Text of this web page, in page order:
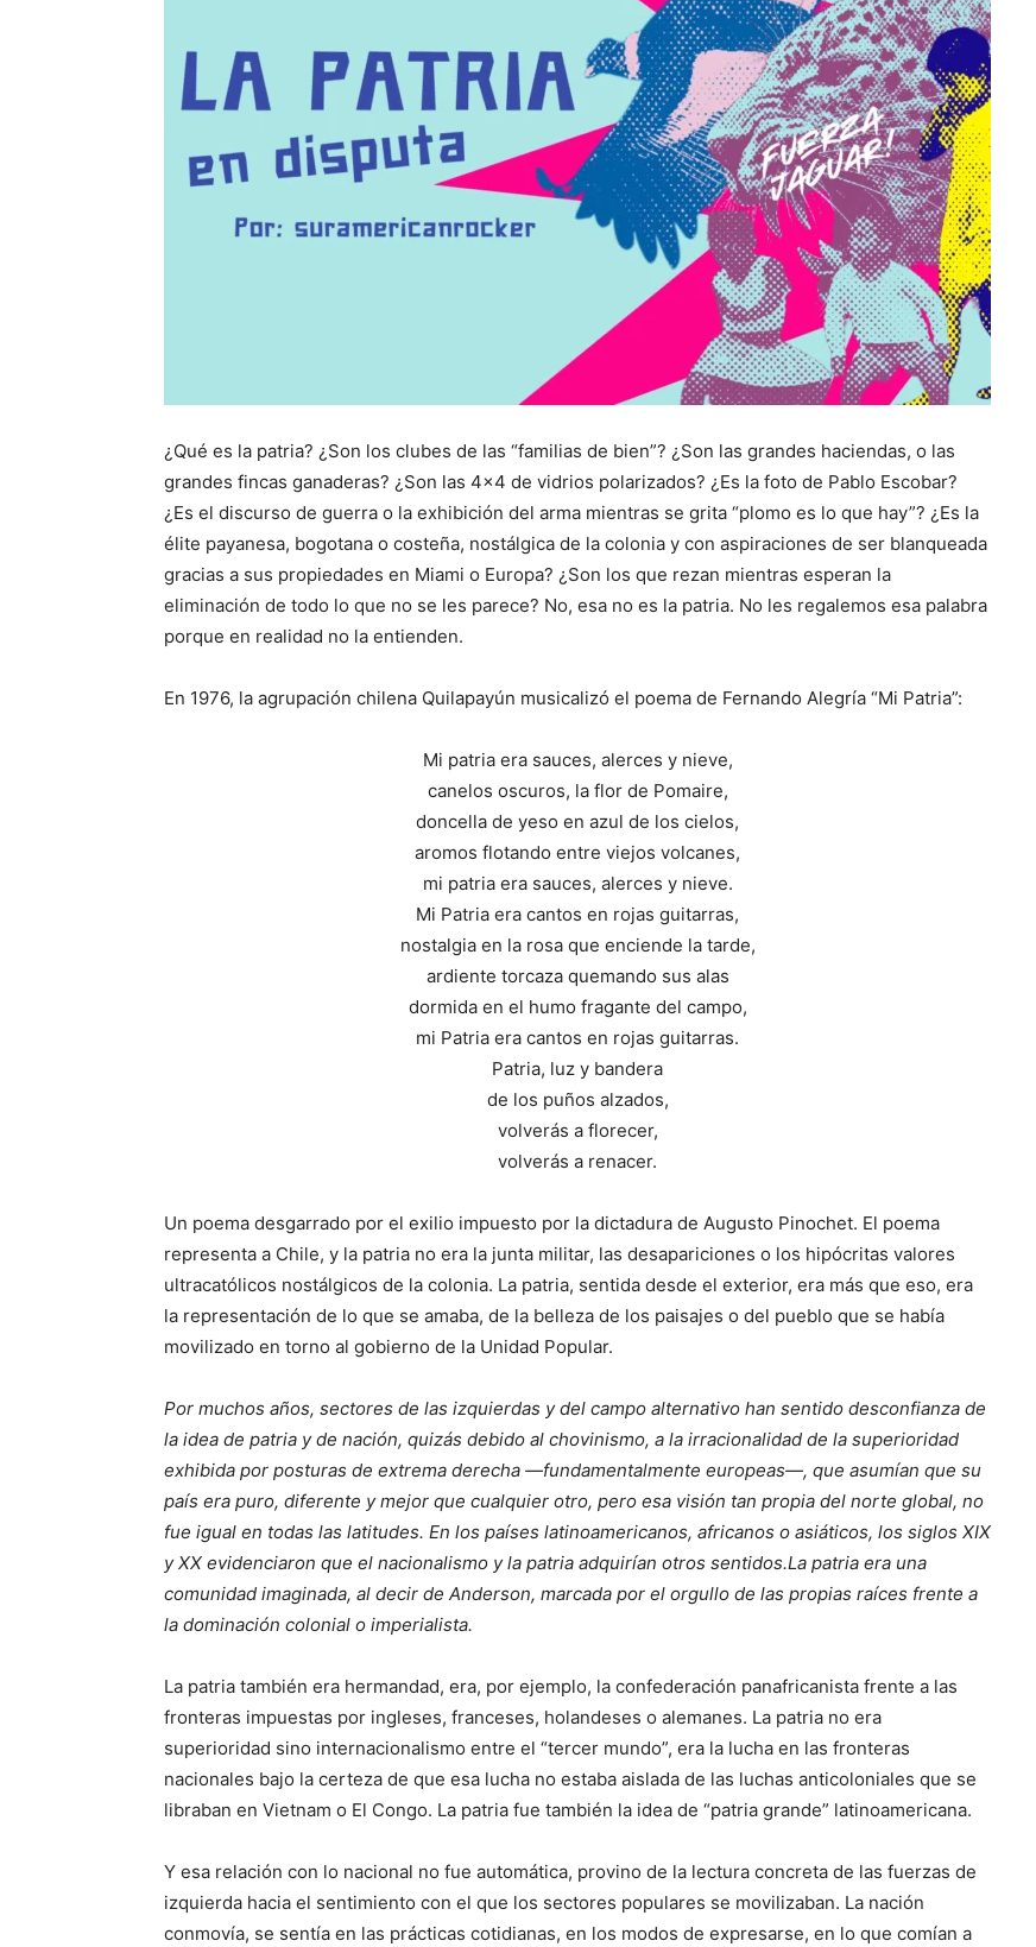
¿Qué es la patria? ¿Son los clubes de las “familias de bien”? ¿Son las grandes haciendas, o las
grandes fincas ganaderas? ¿Son las 4×4 de vidrios polarizados? ¿Es la foto de Pablo Escobar?
¿Es el discurso de guerra o la exhibición del arma mientras se grita “plomo es lo que hay”? ¿Es la
élite payanesa, bogotana o costeña, nostálgica de la colonia y con aspiraciones de ser blanqueada
gracias a sus propiedades en Miami o Europa? ¿Son los que rezan mientras esperan la
eliminación de todo lo que no se les parece? No, esa no es la patria. No les regalemos esa palabra
porque en realidad no la entienden.
En 1976, la agrupación chilena Quilapayún musicalizó el poema de Fernando Alegría “Mi Patria”:
Mi patria era sauces, alerces y nieve,
canelos oscuros, la flor de Pomaire,
doncella de yeso en azul de los cielos,
aromos flotando entre viejos volcanes,
mi patria era sauces, alerces y nieve.
Mi Patria era cantos en rojas guitarras,
nostalgia en la rosa que enciende la tarde,
ardiente torcaza quemando sus alas
dormida en el humo fragante del campo,
mi Patria era cantos en rojas guitarras.
Patria, luz y bandera
de los puños alzados,
volverás a florecer,
volverás a renacer.
Un poema desgarrado por el exilio impuesto por la dictadura de Augusto Pinochet. El poema
representa a Chile, y la patria no era la junta militar, las desapariciones o los hipócritas valores
ultracatólicos nostálgicos de la colonia. La patria, sentida desde el exterior, era más que eso, era
la representación de lo que se amaba, de la belleza de los paisajes o del pueblo que se había
movilizado en torno al gobierno de la Unidad Popular.
Por muchos años, sectores de las izquierdas y del campo alternativo han sentido desconfianza de
la idea de patria y de nación, quizás debido al chovinismo, a la irracionalidad de la superioridad
exhibida por posturas de extrema derecha —fundamentalmente europeas—, que asumían que su
país era puro, diferente y mejor que cualquier otro, pero esa visión tan propia del norte global, no
fue igual en todas las latitudes. En los países latinoamericanos, africanos o asiáticos, los siglos XIX
y XX evidenciaron que el nacionalismo y la patria adquirían otros sentidos.La patria era una
comunidad imaginada, al decir de Anderson, marcada por el orgullo de las propias raíces frente a
la dominación colonial o imperialista.
La patria también era hermandad, era, por ejemplo, la confederación panafricanista frente a las
fronteras impuestas por ingleses, franceses, holandeses o alemanes. La patria no era
superioridad sino internacionalismo entre el “tercer mundo”, era la lucha en las fronteras
nacionales bajo la certeza de que esa lucha no estaba aislada de las luchas anticoloniales que se
libraban en Vietnam o El Congo. La patria fue también la idea de “patria grande” latinoamericana.
Y esa relación con lo nacional no fue automática, provino de la lectura concreta de las fuerzas de
izquierda hacia el sentimiento con el que los sectores populares se movilizaban. La nación
conmovía, se sentía en las prácticas cotidianas, en los modos de expresarse, en lo que comían a